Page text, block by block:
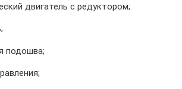
двигатель с редуктором;
подошва;